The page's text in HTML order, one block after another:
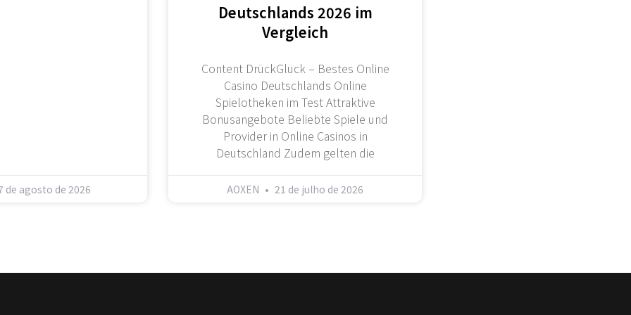
de agosto de 2026
Deutschlands 2026 im
Vergleich
Content DrückGlück – Bestes Online
Casino Deutschlands Online
Spielotheken im Test Attraktive
Bonusangebote Beliebte Spiele und
Provider in Online Casinos in
Deutschland Zudem gelten die
AOXEN 21 de julho de 2026